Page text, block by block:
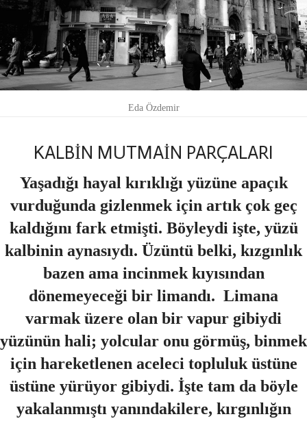
Eda Özdemir
KALBİN MUTMAİN PARÇALARI
Yaşadığı hayal kırıklığı yüzüne apaçık
vurduğunda gizlenmek için artık çok geç
kaldığını fark etmişti. Böyleydi işte, yüzü
kalbinin aynasıydı. Üzüntü belki, kızgınlık
bazen ama incinmek kıyısından
dönemeyeceği bir limandı. Limana
varmak üzere olan bir vapur gibiydi
yüzünün hali; yolcular onu görmüş, binmek
için hareketlenen aceleci topluluk üstüne
üstüne yürüyor gibiydi. İşte tam da böyle
yakalanmıştı yanındakilere, kırgınlığın